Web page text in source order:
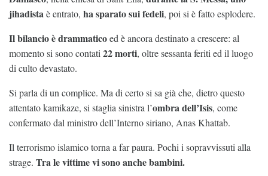
jihadistaè entrato, ha sparato sui fedeli, poi si è fatto esplodere.
Il bilancio è drammaticoed è ancora destinato a crescere: al
momento si sono contati 22 morti, oltre sessanta feriti ed il luogo
di culto devastato.
Si parla di un complice. Ma di certo si sa già che, dietro questo
attentato kamikaze, si staglia sinistra l’ombra dell’Isis, come
confermato dal ministro dell’Interno siriano, Anas Khattab.
Il terrorismo islamico torna a far paura. Pochi i sopravvissuti alla
strage. Tra le vittime vi sono anche bambini.